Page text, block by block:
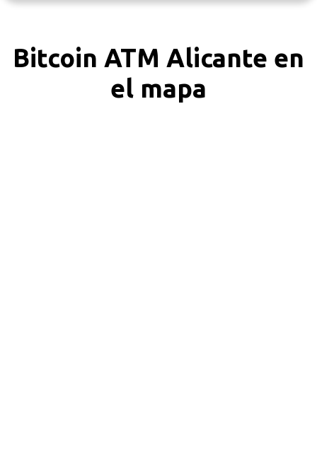
Bitcoin ATM Alicante en
el mapa